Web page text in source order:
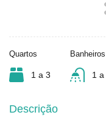
Quartos
1 a 3
Banheiros
1 a
Descrição